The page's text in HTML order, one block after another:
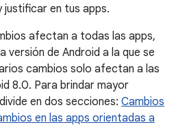
justificar en tus apps.
afectan a todas las apps,
versión de Android a la que se
cambios solo afectan a las
8.0. Para brindar mayor
en dos secciones: Cambios
en las apps orientadas a